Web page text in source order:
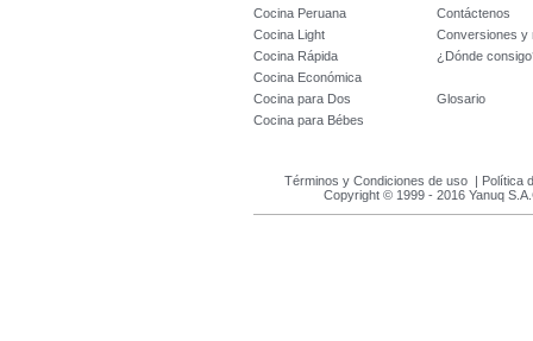
Cocina Peruana
Contáctenos
Cocina Light
Conversiones y
Cocina Rápida
¿Dónde
Cocina Económica
Cocina para Dos
Glosario
Cocina para Bébes
Términos y Condiciones de uso| Política
Copyright © 1999 - 2016 Yanuq